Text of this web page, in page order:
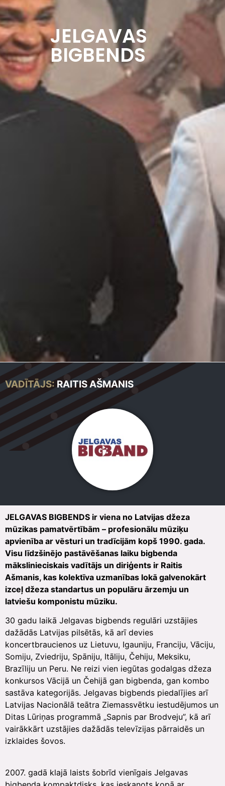
JELGAVAS
BIGBENDS
VADĪTĀJS: RAITIS AŠMANIS
JELGAVAS BIGBENDS ir viena no Latvijas džeza
mūzikas pamatvērtībām – profesionālu mūziķu
apvienība ar vēsturi un tradīcijām kopš 1990. gada.
Visu līdzšinējo pastāvēšanas laiku bigbenda
mākslinieciskais vadītājs un diriģents ir Raitis
Ašmanis, kas kolektīva uzmanības lokā galvenokārt
izceļ džeza standartus un populāru ārzemju un
latviešu komponistu mūziku.
30 gadu laikā Jelgavas bigbends regulāri uzstājies
dažādās Latvijas pilsētās, kā arī devies
koncertbraucienos uz Lietuvu, Igauniju, Franciju, Vāciju,
Somiju, Zviedriju, Spāniju, Itāliju, Čehiju, Meksiku,
Brazīliju un Peru. Ne reizi vien iegūtas godalgas džeza
konkursos Vācijā un Čehijā gan bigbenda, gan kombo
sastāva kategorijās. Jelgavas bigbends piedalījies arī
Latvijas Nacionālā teātra Ziemassvētku iestudējumos un
Ditas Lūriņas programmā „Sapnis par Brodveju”, kā arī
vairākkārt uzstājies dažādās televīzijas pārraidēs un
izklaides šovos.
2007. gadā klajā laists šobrīd vienīgais Jelgavas